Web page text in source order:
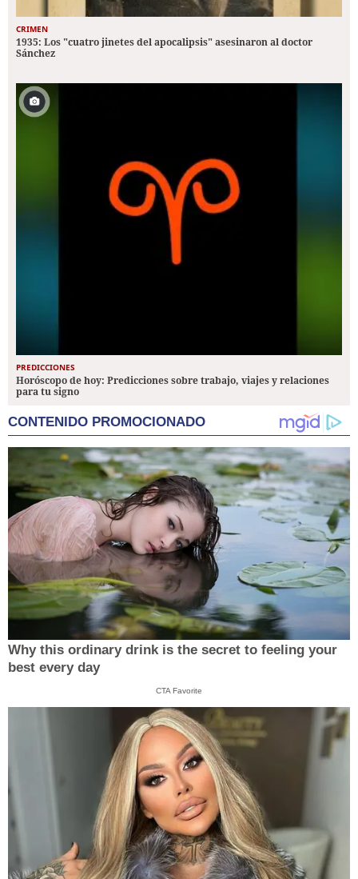
CRIMEN
1935: Los "cuatro jinetes del apocalipsis" asesinaron al doctor
Sánchez
PREDICCIONES
Horóscopo de hoy: Predicciones sobre trabajo, viajes y relaciones
para tu signo
CONTENIDO PROMOCIONADO
Why this ordinary drink is the secret to feeling your
best every day
CTA Favorite